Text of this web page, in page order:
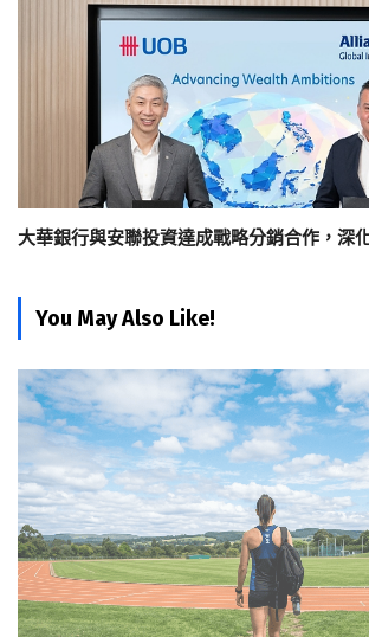
大華銀行與安聯投資達成戰略分銷合作，深
You May Also Like!